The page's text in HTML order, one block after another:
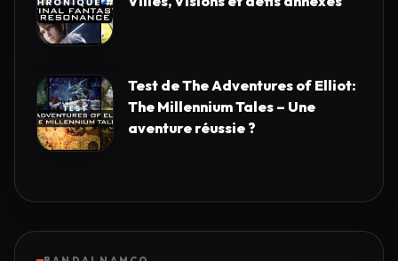
Test de The Adventures of Elliot:
The Millennium Tales – Une
aventure réussie ?